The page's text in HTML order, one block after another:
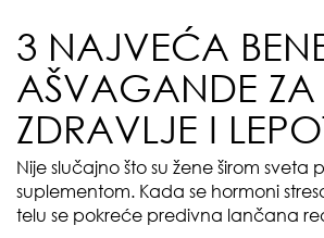
3 NAJVEĆA
AŠVAGANDE ZA
ZDRAVLJE I
Nije slučajno što su žene širom sveta
suplementom. Kada se hormoni
telu se pokreće predivna lančana